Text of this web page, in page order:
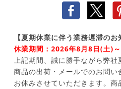
【夏期休業に伴う業務遅滞のお
休業期間：2026年8月8日(土)
上記期間、誠に勝手ながら弊社
商品の出荷・メールでのお問い
お休みさせていただきます。商